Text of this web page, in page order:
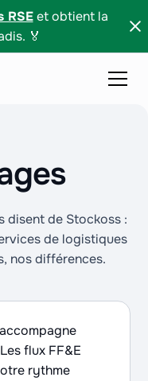
RSEet obtient la
🏅
disent de Stockoss :
de logistiques
nos différences.
flux FF&E
rythme